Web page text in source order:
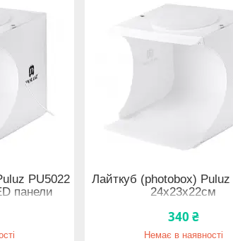
PU5022
панели
Лайткуб (photobox) Puluz
24х23х22см
340 ₴
Немає в наявності